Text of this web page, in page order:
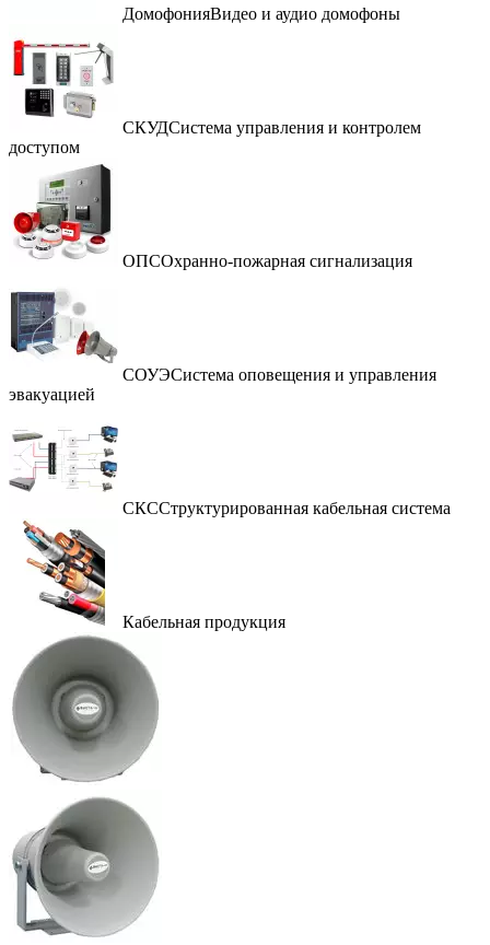
ДомофонияВидео и аудио домофоны
СКУДСистема управления и контролем
доступом
ОПСОхранно-пожарная сигнализация
СОУЭСистема оповещения и управления
эвакуацией
СКССтруктурированная кабельная система
Кабельная продукция